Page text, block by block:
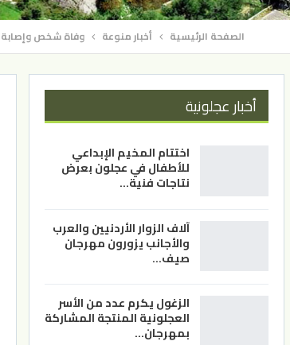
الصفحة الرئيسية أخبار منوعة وفاة شخص وإصابة
أخبار عجلونية
اختتام المخيم الإبداعي
للأطفال في عجلون بعرض
نتاجات فنية…
آلاف الزوار الأردنيين والعرب
والأجانب يزورون مهرجان
صيف…
الزغول يكرم عدد من الأسر
العجلونية المنتجة المشاركة
بمهرجان…